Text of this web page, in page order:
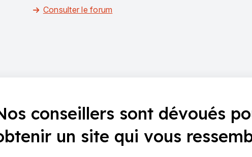
Consulter le forum
conseillers sont dévoués
un site qui vous